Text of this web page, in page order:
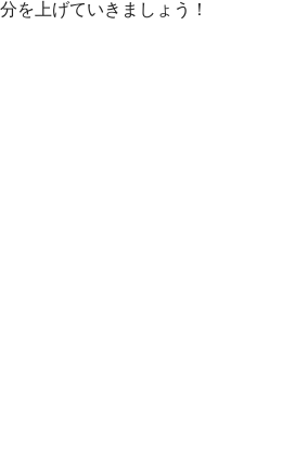
を上げていきましょう！